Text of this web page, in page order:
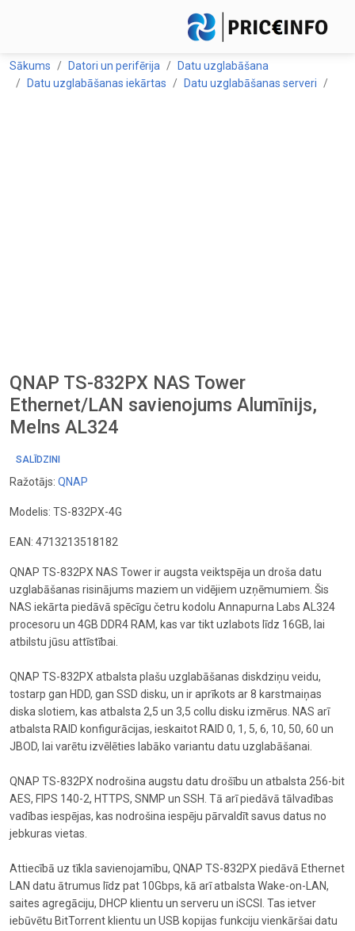
Sākums Datori un perifērija
Datu uzglabāšana
Datu uzglabāšanas iekārtas
Datu uzglabāšanas serveri
QNAP TS-832PX NAS Tower
Ethernet/LAN savienojums Alumīnijs,
Melns AL324
SALĪDZINI
Ražotājs: QNAP
Modelis: TS-832PX-4G
EAN: 4713213518182
QNAP TS-832PX NAS Tower ir augsta veiktspēja un droša datu
uzglabāšanas risinājums maziem un vidējiem uzņēmumiem. Šis
NAS iekārta piedāvā spēcīgu četru kodolu Annapurna Labs AL324
procesoru un 4GB DDR4 RAM, kas var tikt uzlabots līdz 16GB, lai
atbilstu jūsu attīstībai.
QNAP TS-832PX atbalsta plašu uzglabāšanas diskdziņu veidu,
tostarp gan HDD, gan SSD disku, un ir aprīkots ar 8 karstmaiņas
diska slotiem, kas atbalsta 2,5 un 3,5 collu disku izmērus. NAS arī
atbalsta RAID konfigurācijas, ieskaitot RAID 0, 1, 5, 6, 10, 50, 60 un
JBOD, lai varētu izvēlēties labāko variantu datu uzglabāšanai.
QNAP TS-832PX nodrošina augstu datu drošību un atbalsta 256-bit
AES, FIPS 140-2, HTTPS, SNMP un SSH. Tā arī piedāvā tālvadības
vadības iespējas, kas nodrošina iespēju pārvaldīt savus datus no
jebkuras vietas.
Attiecībā uz tīkla savienojamību, QNAP TS-832PX piedāvā Ethernet
LAN datu ātrumus līdz pat 10Gbps, kā arī atbalsta Wake-on-LAN,
saites agregāciju, DHCP klientu un serveru un iSCSI. Tas ietver
iebūvētu BitTorrent klientu un USB kopijas funkciju vienkāršai datu